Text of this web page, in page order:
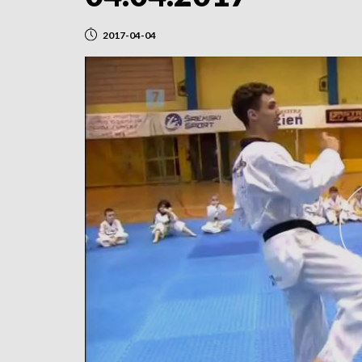
2017-04-04